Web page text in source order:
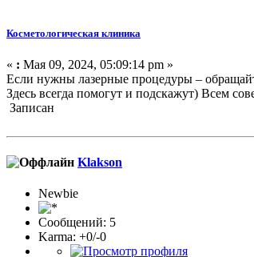
Косметологическая клиника
« : Мая 09, 2024, 05:09:14 pm »
Если нужны лазерные процедуры –
Здесь всегда помогут и подскажут) Всем
Записан
Klakson
Newbie
Сообщений: 5
Karma: +0/-0